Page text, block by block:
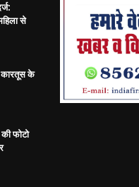
से
कारतूस के
फोटो